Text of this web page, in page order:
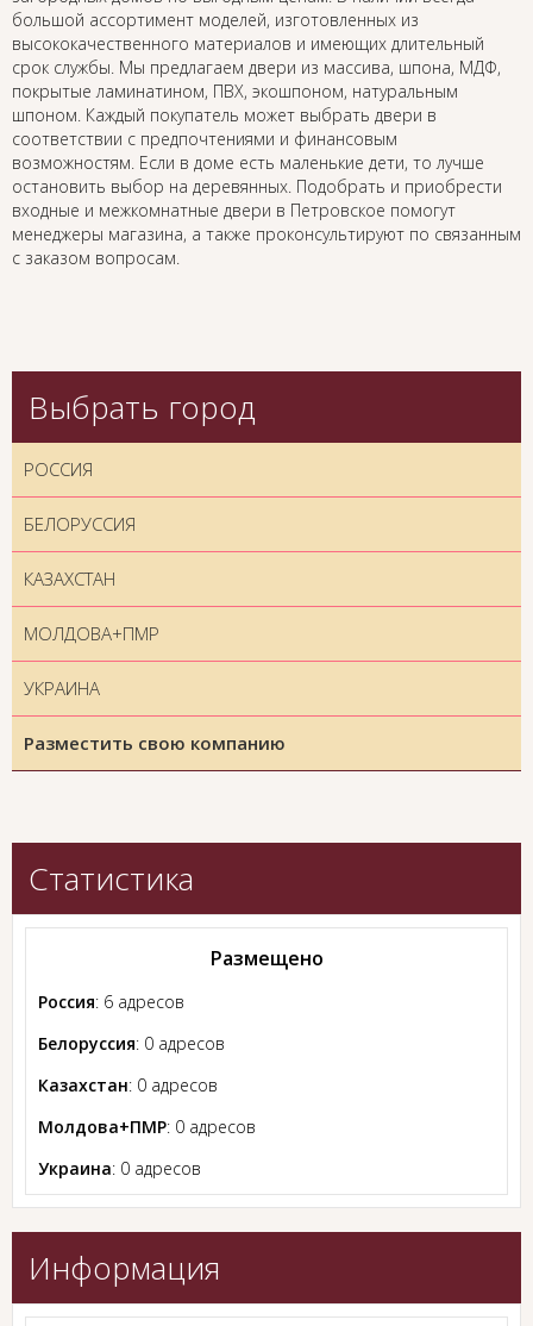
большой ассортимент моделей, изготовленных из
высококачественного материалов и имеющих длительный
срок службы. Мы предлагаем двери из массива, шпона, МДФ,
покрытые ламинатином, ПВХ, экошпоном, натуральным
шпоном. Каждый покупатель может выбрать двери в
соответствии с предпочтениями и финансовым
возможностям. Если в доме есть маленькие дети, то лучше
остановить выбор на деревянных. Подобрать и приобрести
входные и межкомнатные двери в Петровское помогут
менеджеры магазина, а также проконсультируют по связанным
с заказом вопросам.
Выбрать город
РОССИЯ
БЕЛОРУССИЯ
КАЗАХСТАН
МОЛДОВА+ПМР
УКРАИНА
Разместить свою компанию
Статистика
Размещено
Россия: 6 адресов
Белоруссия: 0 адресов
Казахстан: 0 адресов
Молдова+ПМР: 0 адресов
Украина: 0 адресов
Информация